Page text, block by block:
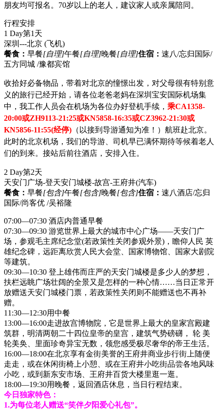
朋友均可报名。70岁以上的老人，建议家人或亲属陪同。
行程安排
1 Day第1天
深圳---北京 (飞机)
餐食： 早餐[自理]午餐[自理]晚餐[自理]住宿： 速八/忘归国际/
五方同城 /豫都宾馆
收拾好必备物品，带着对北京的憧憬出发，对父母很有特别意
义的旅行已经开始，请各位老爸老妈在深圳宝安国际机场集
中，我工作人员会在机场为各位办好登机手续， 乘CA1358-
20:00或ZH9113-21:25或KN5858-16:35或CZ3962-21:30或
KN5856-11:55(经停) （以接到导游通知为准！）航班赴北京。
此时的北京机场，我们的导游、司机早已满怀期待等候着老人
们的到来。接站后前往酒店，安排入住。
2 Day第2天
天安门广场-登天安门城楼-故宫-王府井(汽车)
餐食： 早餐[包含]午餐[包含]晚餐[包含]住宿： 速八酒店/忘归
国际/尚客优 /吴裕隆
07:00—07:30 酒店内普通早餐
07:30—09:30 游览世界上最大的城市中心广场——天安门广
场，参观毛主席纪念堂(若政策性关闭参观外景)，瞻仰人民 英
雄纪念碑，远距离欣赏人民大会堂、国家博物馆、国家大剧院
等建筑。
09:30—10:30 登上雄伟而庄严的天安门城楼是多少人的梦想，
扶栏远眺广场壮阔的全景又是怎样的一种心情……当日正常开
放赠送天安门城楼门票，若政策性关闭则不能赠送也不再补
赠。
11:30—12:30用中餐
13:00—16:00走进故宫博物院，它是世界上最大的皇家宫殿建
筑群，明清两朝二十四位皇帝的皇宫，建筑气势磅礴， 轮 美
轮美奂、里面珍奇异宝无数，领您感受极尽奢华的帝王生活。
16:00—18:00在北京享有金街美誉的王府井商业步行街上随便
走走，或在休闲街椅上小憩、或在王府井小吃街品尝各地风味
小吃，或到新东安市场、王府井百货大楼里逛一逛。
18:00—19:30用晚餐，返回酒店休息，当日行程结束。
今日独家特色：
1.为每位老人赠送“笑伴夕阳爱心礼包”。